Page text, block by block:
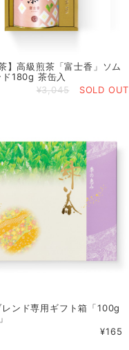
】高級煎茶「富士香」ソム
ド180g 茶缶入
¥3,045
SOLD OUT
レンド専用ギフト箱「100g
¥165